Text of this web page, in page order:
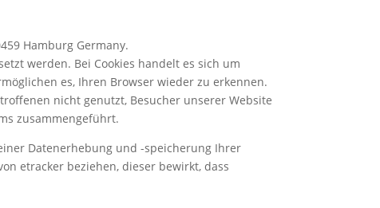
Hamburg Germany.
werden. Bei Cookies handelt es sich um
es, Ihren Browser wieder zu erkennen.
nicht genutzt, Besucher unserer Website
zusammengeführt.
Datenerhebung und -speicherung Ihrer
etracker beziehen, dieser bewirkt, dass